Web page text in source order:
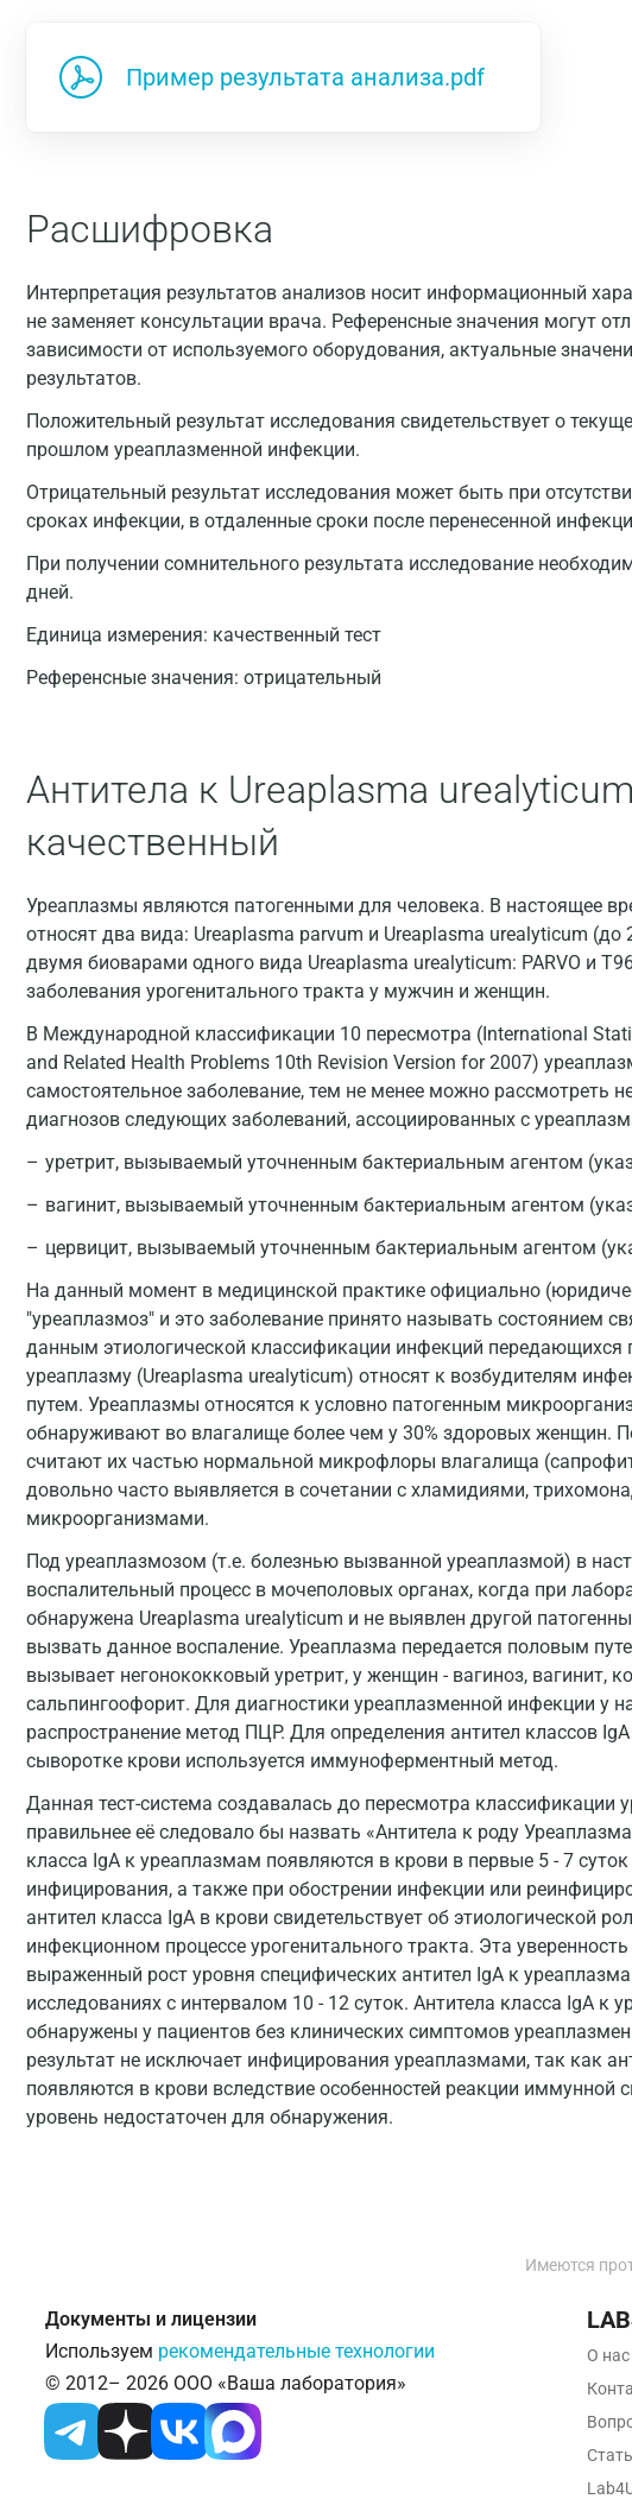
Пример результата анализа.pdf
Расшифровка
Интерпретация результатов анализов носит информационный
не заменяет консультации врача. Референсные значения могут
зависимости от используемого оборудования, актуальные
результатов.
Положительный результат исследования свидетельствует о
прошлом уреаплазменной инфекции.
Отрицательный результат исследования может быть при
сроках инфекции, в отдаленные сроки после перенесенной
При получении сомнительного результата исследование
дней.
Единица измерения: качественный тест
Референсные значения: отрицательный
Антитела к Ureaplasma
качественный
Уреаплазмы являются патогенными для человека. В настоящее
относят два вида: Ureaplasma parvum и Ureaplasma urealyticum (до
двумя биоварами одного вида Ureaplasma urealyticum: PARVO и
заболевания урогенитального тракта у мужчин и женщин.
В Международной классификации 10 пересмотра (International
and Related Health Problems 10th Revision Version for 2007)
самостоятельное заболевание, тем не менее можно рассмотреть
диагнозов следующих заболеваний, ассоциированных с
уретрит, вызываемый уточненным бактериальным агентом
вагинит, вызываемый уточненным бактериальным агентом
цервицит, вызываемый уточненным бактериальным агентом
На данный момент в медицинской практике официально
"уреаплазмоз" и это заболевание принято называть состоянием
данным этиологической классификации инфекций
уреаплазму (Ureaplasma urealyticum) относят к возбудителям
путем. Уреаплазмы относятся к условно патогенным
обнаруживают во влагалище более чем у 30% здоровых женщин.
считают их частью нормальной микрофлоры влагалища
довольно часто выявляется в сочетании с хламидиями,
микроорганизмами.
Под уреаплазмозом (т.е. болезнью вызванной уреаплазмой) в
воспалительный процесс в мочеполовых органах, когда при
обнаружена Ureaplasma urealyticum и не выявлен другой
вызвать данное воспаление. Уреаплазма передается половым
вызывает негонококковый уретрит, у женщин - вагиноз, вагинит,
сальпингоофорит. Для диагностики уреаплазменной инфекции у
распространение метод ПЦР. Для определения антител классов
сыворотке крови используется иммуноферментный метод.
Данная тест-система создавалась до пересмотра классификации
правильнее её следовало бы назвать «Антитела к роду
класса IgA к уреаплазмам появляются в крови в первые 5 - 7
инфицирования, а также при обострении инфекции или
антител класса IgA в крови свидетельствует об этиологической
инфекционном процессе урогенитального тракта. Эта
выраженный рост уровня специфических антител IgA к
исследованиях с интервалом 10 - 12 суток. Антитела класса IgA к
обнаружены у пациентов без клинических симптомов
результат не исключает инфицирования уреаплазмами, так как
появляются в крови вследствие особенностей реакции иммунной
уровень недостаточен для обнаружения.
Истра
Калуга
Имеются
Документы и лицензии
Используем рекомендательные технологии
© 2012– 2026 ООО «Ваша лаборатория»
О нас